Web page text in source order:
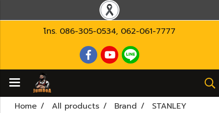
โทร. 086-305-0534, 062-061-7777
Home All products Brand
STANLEY